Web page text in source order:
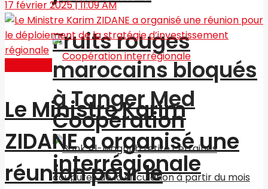
Fruits rouges
marocains bloqués
à Tanger Med
Coopération
interrégionale
17 février 2025 | 11:09 AM
Le Ministre Karim
ZIDANE a organisé une
réunion pour le